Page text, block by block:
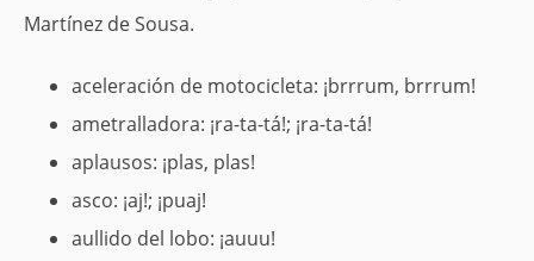
Martínez de Sousa.
aceleración de motocicleta: ¡brrrum, brrrum!
ametralladora: ¡ra-ta-tá!; ¡ra-ta-tá!
aplausos: ¡plas, plas!
asco: ¡aj!; ¡puaj!
aullido del lobo: ¡auuu!